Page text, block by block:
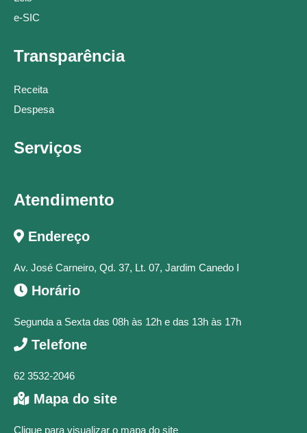
e-SIC
Transparência
Receita
Despesa
Serviços
Atendimento
Endereço
Av. José Carneiro, Qd. 37, Lt. 07, Jardim Canedo I
Horário
Segunda a Sexta das 08h às 12h e das 13h às 17h
Telefone
62 3532-2046
Mapa do site
Clique para visualizar o mapa do site